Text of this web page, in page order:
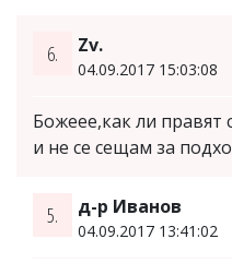
6. Zv.
04.09.2017 15:03:08
Божеее,как ли правят
и не се сещам за
5. д-р Иванов
04.09.2017 13:41:02